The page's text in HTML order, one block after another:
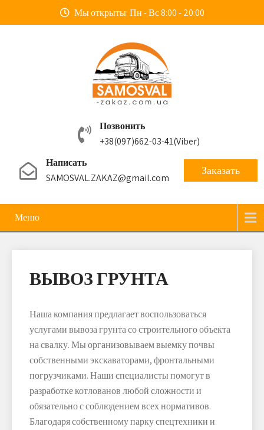
Мы открыты: Пн - Вс 8:00 - 20:00
Позвонить
+38(097)662-03-41(Viber)
Написать
SAMOSVAL.ZAKAZ@gmail.com
Заказать
Меню
ВЫВОЗ ГРУНТА
Наша компания предлагает воспользоваться
услугами вывоза грунта со строительного объекта
на свалку. Мы организовываем выемку почвы
собственными экскаваторами, фронтальными
погрузчиками. Наши специалисты помогут в
разработке котлованов любой сложности и
обязательно с соблюдением всех нормативов.
Благодаря собственному парку спецтехники и